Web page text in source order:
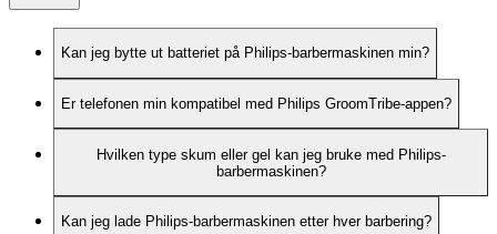
Kan jeg bytte ut batteriet på Philips-barbermaskinen min?
Er telefonen min kompatibel med Philips GroomTribe-appen?
Hvilken type skum eller gel kan jeg bruke med Philips-
barbermaskinen?
Kan jeg lade Philips-barbermaskinen etter hver barbering?